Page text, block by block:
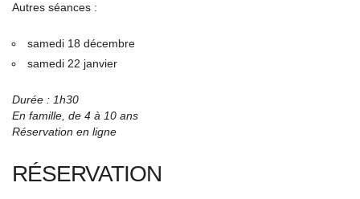
Autres séances :
samedi 18 décembre
samedi 22 janvier
Durée : 1h30
En famille, de 4 à 10 ans
Réservation en ligne
RÉSERVATION